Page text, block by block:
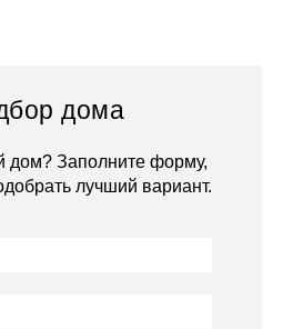
дома
дом? Заполните форму,
лучший вариант.